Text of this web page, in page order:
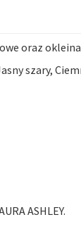
oraz
szary,
ASHLEY.